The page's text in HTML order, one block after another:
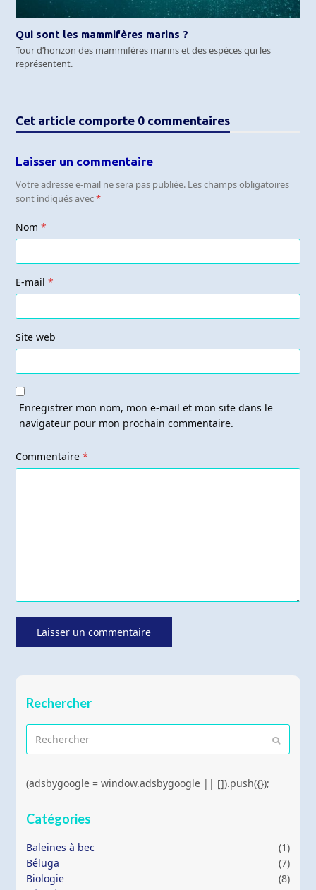
Qui sont les mammifères marins ?
Tour d’horizon des mammifères marins et des espèces qui les
représentent.
Cet article comporte 0 commentaires
Laisser un commentaire
Votre adresse e-mail ne sera pas publiée. Les champs obligatoires
sont indiqués avec*
Nom*
E-mail*
Site web
Enregistrer mon nom, mon e-mail et mon site dans le
navigateur pour mon prochain commentaire.
Commentaire*
Rechercher
Rechercher
Envoyer
(adsbygoogle = window.adsbygoogle || []).push({});
Catégories
Baleines à bec
(1)
Béluga
(7)
Biologie
(8)